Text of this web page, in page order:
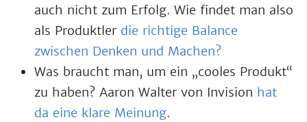
auch nicht zum Erfolg. Wie findet man also
als Produktler die richtige Balance
zwischen Denken und Machen?
Was braucht man, um ein „cooles Produkt“
zu haben? Aaron Walter von Invision hat
da eine klare Meinung.